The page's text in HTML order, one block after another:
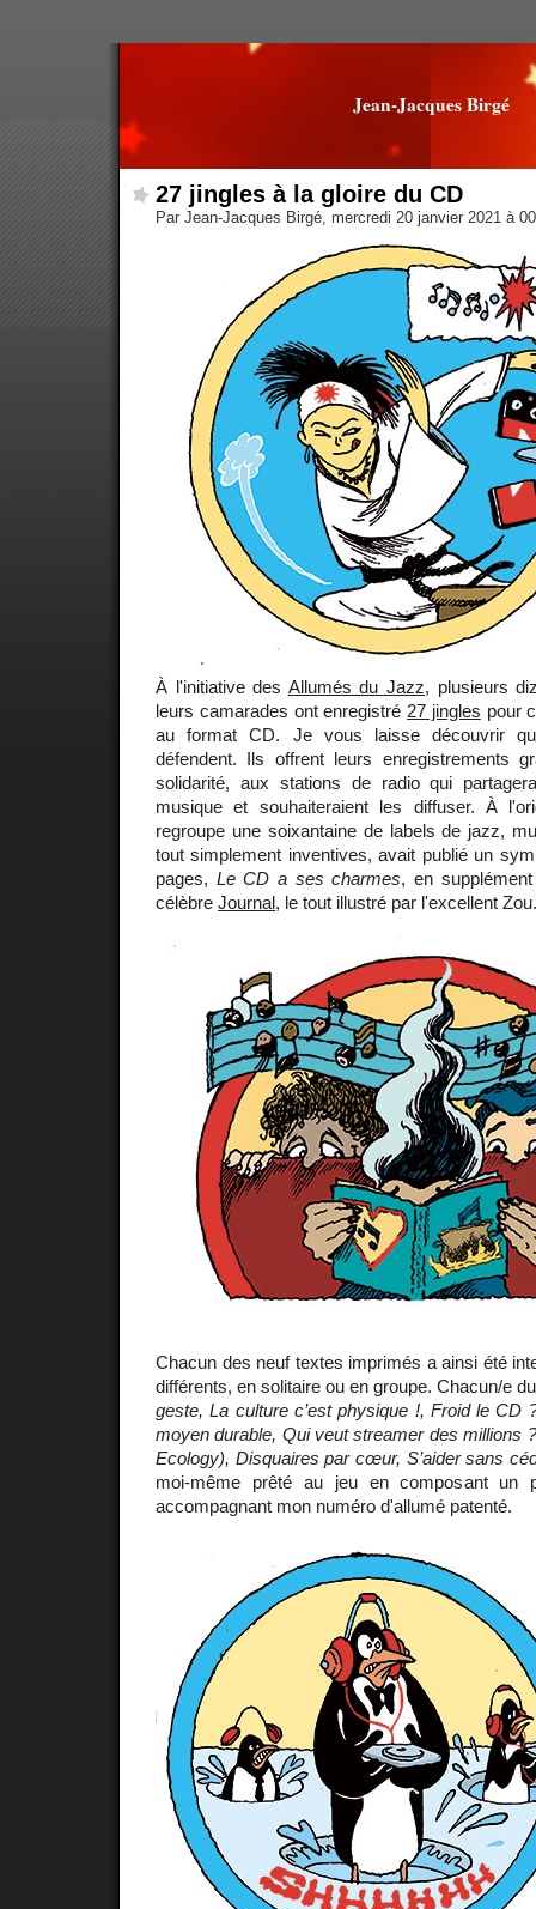
Jean-Jacques Birgé
27 jingles à la gloire du CD
Par Jean-Jacques Birgé, mercredi 20 janvier 2021 à
À l'initiative des Allumés du Jazz, plusieurs
leurs camarades ont enregistré 27 jingles pour
au format CD. Je vous laisse découvrir
défendent. Ils offrent leurs enregistrements
solidarité, aux stations de radio qui
musique et souhaiteraient les diffuser. À
regroupe une soixantaine de labels de jazz,
tout simplement inventives, avait publié un
pages, Le CD a ses charmes, en
célèbre Journal, le tout illustré par l'excellent Zou.
Chacun des neuf textes imprimés a ainsi été
différents, en solitaire ou en groupe. Chacun/e
geste, La culture c’est physique !, Froid le CD
moyen durable, Qui veut streamer des millions
Ecology), Disquaires par cœur, S’aider sans
moi-même prêté au jeu en composant un
accompagnant mon numéro d'allumé patenté.